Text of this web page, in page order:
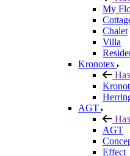
My
Chalet
Villa
Kronotex
AGT
AGT
Effect